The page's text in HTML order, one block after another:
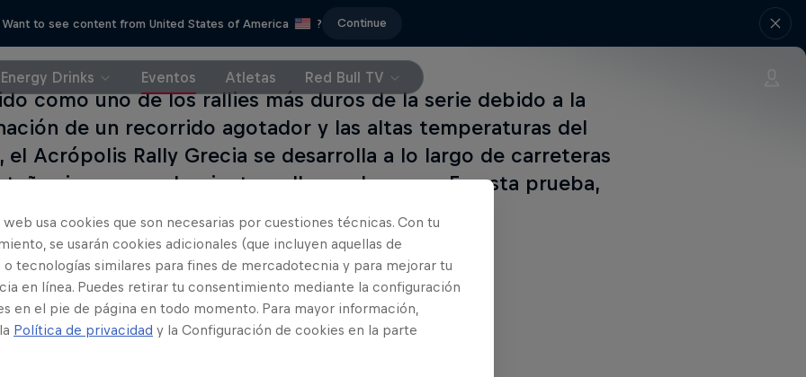
Want to see content from United States of America ? Continue
Energy Drinks Eventos Atletas Red Bull TV
como uno de los rallies más duros de la serie debido a la
de un recorrido agotador y las altas temperaturas del
el Acrópolis Rally Grecia se desarrolla a lo largo de carreteras
sinuosas, polvorientas y llenas de rocas. En esta prueba,
y los coches reciben una auténtica paliza.
Lee a continuación
usa cookies que son necesarias por cuestiones técnicas. Con tu
se usarán cookies adicionales (que incluyen aquellas de
tecnologías similares para fines de mercadotecnia y para mejorar tu
en línea. Puedes retirar tu consentimiento mediante la configuración
en el pie de página en todo momento. Para mayor información,
Política de privacidad y la Configuración de cookies en la parte